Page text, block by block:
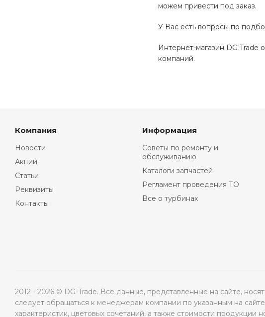
можем привести под заказ.
У Вас есть вопросы по
Интернет-магазин DG Trade
компаний.
Компания
Новости
Акции
Статьи
Реквизиты
Контакты
Информация
Советы по ремонту и
обслуживанию
Каталоги запчастей
Регламент проведения ТО
Все о турбинах
2012 - 2026 © DG-Trade. Все данные, представленные на сайте,
следует обращаться к менеджерам компании по указанным на
характеристик, цветовых сочетаний, а также стоимости